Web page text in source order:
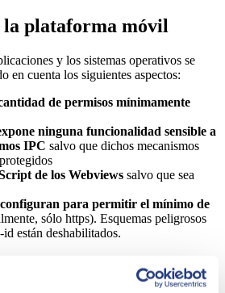
plataforma móvil
y los sistemas operativos se
en cuenta los siguientes aspectos:
de permisos mínimamente
ninguna funcionalidad sensible a
IPC salvo que dichos mecanismos
de los Webviews salvo que sea
configuran para permitir el mínimo de
sólo https). Esquemas peligrosos
están deshabilitados.